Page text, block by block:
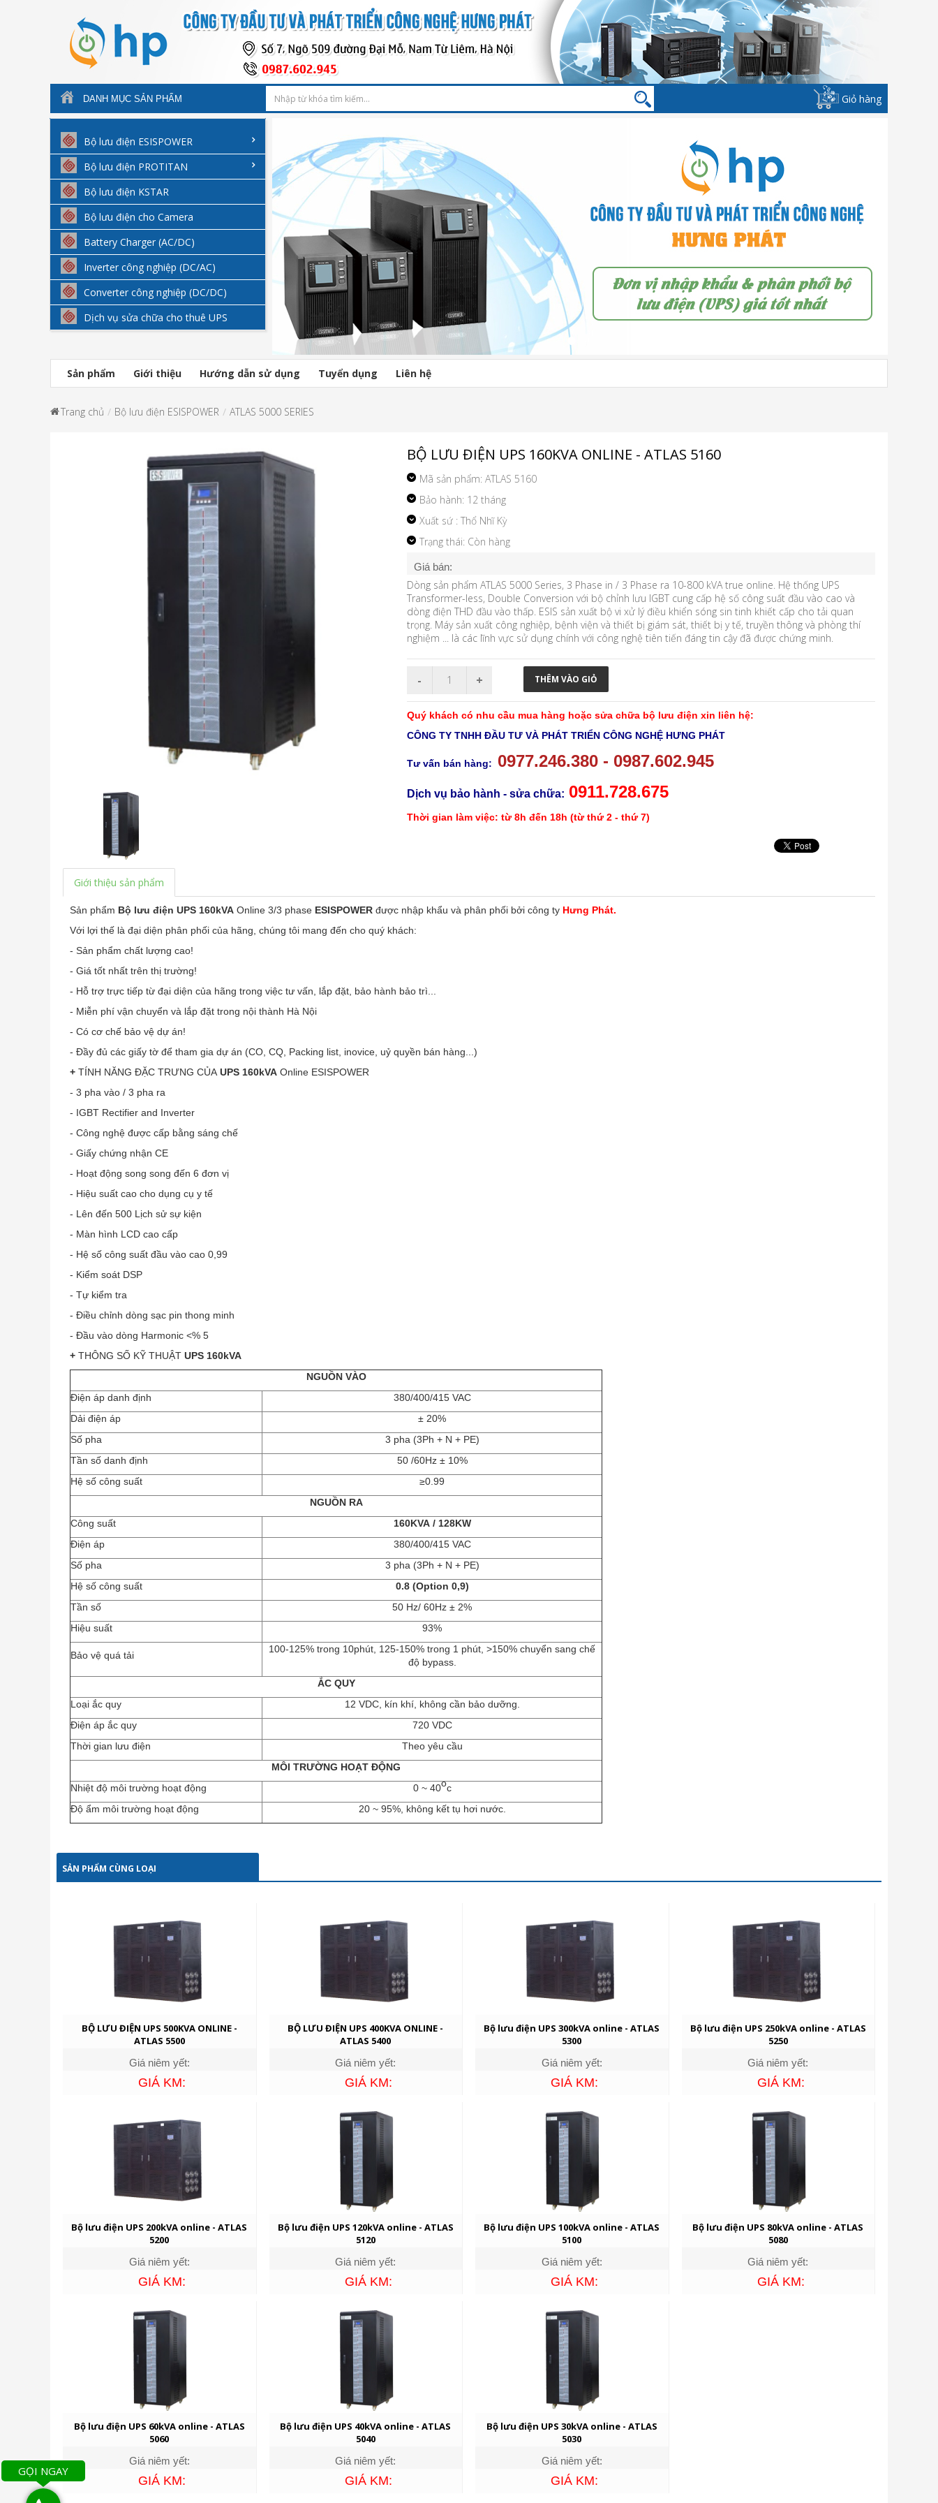
DANH MỤC SẢN PHẨM Giỏ hàng
Bộ lưu điện ESISPOWER
Bộ lưu điện PROTITAN
Bộ lưu điện KSTAR
Bộ lưu điện cho Camera
Battery Charger (AC/DC)
Inverter công nghiệp (DC/AC)
Converter công nghiệp (DC/DC)
Dịch vụ sửa chữa cho thuê UPS
Sản phẩm Giới thiệu Hướng dẫn sử dụng Tuyển dụng Liên hệ
Trang chủ Bộ lưu điện ESISPOWER ATLAS 5000 SERIES
BỘ LƯU ĐIỆN UPS 160KVA ONLINE - ATLAS 5160
Mã sản phẩm: ATLAS 5160
Bảo hành: 12 tháng
Xuất sứ : Thổ Nhĩ Kỳ
Trạng thái: Còn hàng
Giá bán:
Dòng sản phẩm ATLAS 5000 Series, 3 Phase in / 3 Phase ra 10-800 kVA true online. Hệ thống UPS
Transformer-less, Double Conversion với bộ chỉnh lưu IGBT cung cấp hệ số công suất đầu vào cao và
dòng điện THD đầu vào thấp. ESIS sản xuất bộ vi xử lý điều khiển sóng sin tinh khiết cấp cho tải quan
trọng. Máy sản xuất công nghiệp, bệnh viện và thiết bị giám sát, thiết bị y tế, truyền thông và phòng thí
nghiệm ... là các lĩnh vực sử dụng chính với công nghệ tiên tiến đáng tin cậy đã được chứng minh.
Quý khách có nhu cầu mua hàng hoặc sửa chữa bộ lưu điện xin liên hệ:
CÔNG TY TNHH ĐẦU TƯ VÀ PHÁT TRIỂN CÔNG NGHỆ HƯNG PHÁT
Tư vấn bán hàng: 0977.246.380 - 0987.602.945
Dịch vụ bảo hành - sửa chữa: 0911.728.675
Thời gian làm việc: từ 8h đến 18h (từ thứ 2 - thứ 7)
Giới thiệu sản phẩm
Sản phẩm Bộ lưu điện UPS 160kVA Online 3/3 phase ESISPOWER được nhập khẩu và phân phối bởi công ty Hưng Phát.
Với lợi thế là đại diện phân phối của hãng, chúng tôi mang đến cho quý khách:
- Sản phẩm chất lượng cao!
- Giá tốt nhất trên thị trường!
- Hỗ trợ trực tiếp từ đại diện của hãng trong việc tư vấn, lắp đặt, bảo hành bảo trì...
- Miễn phí vận chuyển và lắp đặt trong nội thành Hà Nội
- Có cơ chế bảo vệ dự án!
- Đầy đủ các giấy tờ để tham gia dự án (CO, CQ, Packing list, inovice, uỷ quyền bán hàng...)
+ TÍNH NĂNG ĐẶC TRƯNG CỦA UPS 160kVA Online ESISPOWER
- 3 pha vào / 3 pha ra
- IGBT Rectifier and Inverter
- Công nghệ được cấp bằng sáng chế
- Giấy chứng nhận CE
- Hoạt động song song đến 6 đơn vị
- Hiệu suất cao cho dụng cụ y tế
- Lên đến 500 Lịch sử sự kiện
- Màn hình LCD cao cấp
- Hệ số công suất đầu vào cao 0,99
- Kiểm soát DSP
- Tự kiểm tra
- Điều chỉnh dòng sạc pin thong minh
- Đầu vào dòng Harmonic <% 5
+ THÔNG SỐ KỸ THUẬT UPS 160kVA
NGUỒN VÀO
Điện áp danh định
380/400/415 VAC
Dải điện áp
± 20%
Số pha
3 pha (3Ph + N + PE)
Tần số danh định
50 /60Hz ± 10%
Hệ số công suất
≥0.99
NGUỒN RA
Công suất
160KVA / 128KW
Điện áp
380/400/415 VAC
Số pha
3 pha (3Ph + N + PE)
Hệ số công suất
0.8 (Option 0,9)
Tần số
50 Hz/ 60Hz ± 2%
Hiệu suất
93%
Bảo vệ quá tải
100-125% trong 10phút, 125-150% trong 1 phút, >150% chuyển sang chế
độ bypass.
ẮC QUY
Loại ắc quy
12 VDC, kín khí, không cần bảo dưỡng.
Điện áp ắc quy
720 VDC
Thời gian lưu điện
Theo yêu cầu
MÔI TRƯỜNG HOẠT ĐỘNG
Nhiệt độ môi trường hoạt động
0 ~ 40oc
Độ ẩm môi trường hoạt động
20 ~ 95%, không kết tụ hơi nước.
SẢN PHẨM CÙNG LOẠI
BỘ LƯU ĐIỆN UPS 500KVA ONLINE -
ATLAS 5500
Giá niêm yết:
GIÁ KM:
BỘ LƯU ĐIỆN UPS 400KVA ONLINE -
ATLAS 5400
Giá niêm yết:
GIÁ KM:
Bộ lưu điện UPS 300kVA online - ATLAS
5300
Giá niêm yết:
GIÁ KM:
Bộ lưu điện UPS 250kVA online - ATLAS
5250
Giá niêm yết:
GIÁ KM:
Bộ lưu điện UPS 200kVA online - ATLAS
5200
Giá niêm yết:
GIÁ KM:
Bộ lưu điện UPS 120kVA online - ATLAS
5120
Giá niêm yết:
GIÁ KM:
Bộ lưu điện UPS 100kVA online - ATLAS
5100
Giá niêm yết:
GIÁ KM:
Bộ lưu điện UPS 80kVA online - ATLAS
5080
Giá niêm yết:
GIÁ KM:
Bộ lưu điện UPS 60kVA online - ATLAS
5060
Giá niêm yết:
GIÁ KM:
Bộ lưu điện UPS 40kVA online - ATLAS
5040
Giá niêm yết:
GIÁ KM:
Bộ lưu điện UPS 30kVA online - ATLAS
5030
Giá niêm yết:
GIÁ KM:
GỌI NGAY